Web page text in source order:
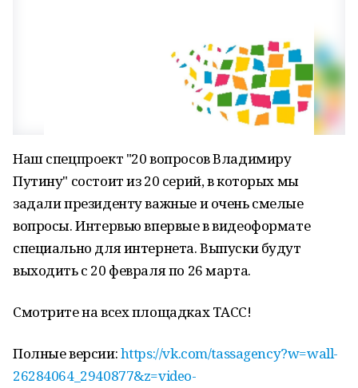
Наш спецпроект "20 вопросов Владимиру
Путину" состоит из 20 серий, в которых мы
задали президенту важные и очень смелые
вопросы. Интервью впервые в видеоформате
специально для интернета. Выпуски будут
выходить с 20 февраля по 26 марта.
Смотрите на всех площадках ТАСС!
Полные версии:https://vk.com/tassagency?w=wall-
26284064_2940877&z=video-